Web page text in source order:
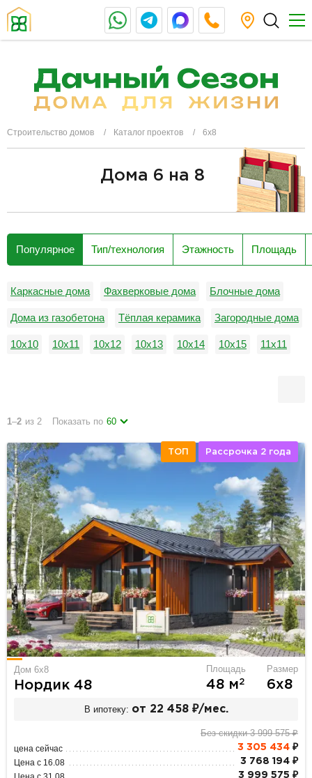
Строительство домов Каталог проектов 6х8
Дома 6 на 8
Популярное Тип/технология Этажность Площадь
Каркасные дома Фахверковые дома Блочные дома
Дома из газобетона Тёплая керамика Загородные дома
10х10 10х11 10х12 10х13 10х14 10х15 11х11
1–2 из 2 Показать по 60
ТОП Рассрочка 2 года
Дом 6х8
Нордик 48
Площадь
48 м2
Размер
6х8
В ипотеку: от 22 458 ₽/мес.
Без скидки 3 999 575 ₽
цена сейчас 3 305 434₽
Цена с 16.08 3 768 194 ₽
3 999 575 ₽